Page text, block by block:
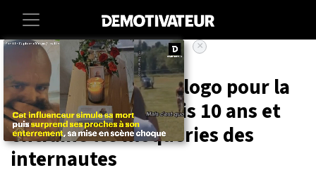
Societe High-tech
Google change son logo pour la
première fois depuis 10 ans et
entraîne les moqueries des
internautes
×